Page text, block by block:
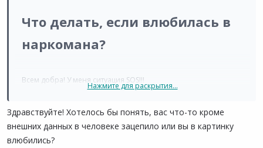
постоянке? Стоит ли переходить на более серьезный этап
отношений? Потому как он активно наступает, а я пока в
ступоре. С одной стороны смущает факт его постоянного
Что делать, если влюбилась в
наркомана?
Всем добра! У меня ситуация SOS!!!
В общем была на тусовке с друзьями, я девушка творческая,
тусили, парни-художники травку курили, и среди них я
увидела его. Искра, буря, безумие в моей голове возникли
моментально. Он вот тот самый Апполон в земном обличии,
Нажмите для раскрытия...
Здравствуйте! Хотелось бы понять, вас что-то кроме
внешних данных в человеке зацепило или вы в картинку
влюбились?